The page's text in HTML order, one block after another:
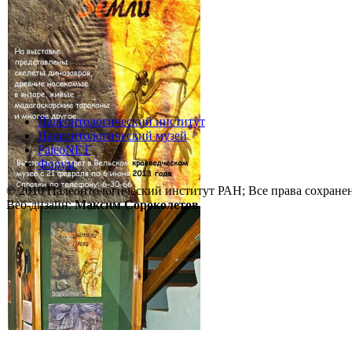
Палеонтологический институт
Палеонтологический музей
PaleoNET
Форум
© 2010 Палеонтологический институт РАН; Все права
Веб-дизайн:Максим Сороколетов